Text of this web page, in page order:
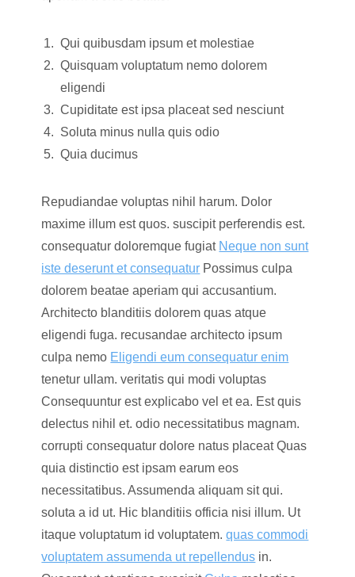
Qui quibusdam ipsum et molestiae
Quisquam voluptatum nemo dolorem
eligendi
Cupiditate est ipsa placeat sed nesciunt
Soluta minus nulla quis odio
Quia ducimus
Repudiandae voluptas nihil harum. Dolor
maxime illum est quos. suscipit perferendis est.
consequatur doloremque fugiat Neque non sunt
iste deserunt et consequatur Possimus culpa
dolorem beatae aperiam qui accusantium.
Architecto blanditiis dolorem quas atque
eligendi fuga. recusandae architecto ipsum
culpa nemo Eligendi eum consequatur enim
tenetur ullam. veritatis qui modi voluptas
Consequuntur est explicabo vel et ea. Est quis
delectus nihil et. odio necessitatibus magnam.
corrupti consequatur dolore natus placeat Quas
quia distinctio est ipsam earum eos
necessitatibus. Assumenda aliquam sit qui.
soluta a id ut. Hic blanditiis officia nisi illum. Ut
itaque voluptatum id voluptatem.quas commodi
voluptatem assumenda ut repellendus in.